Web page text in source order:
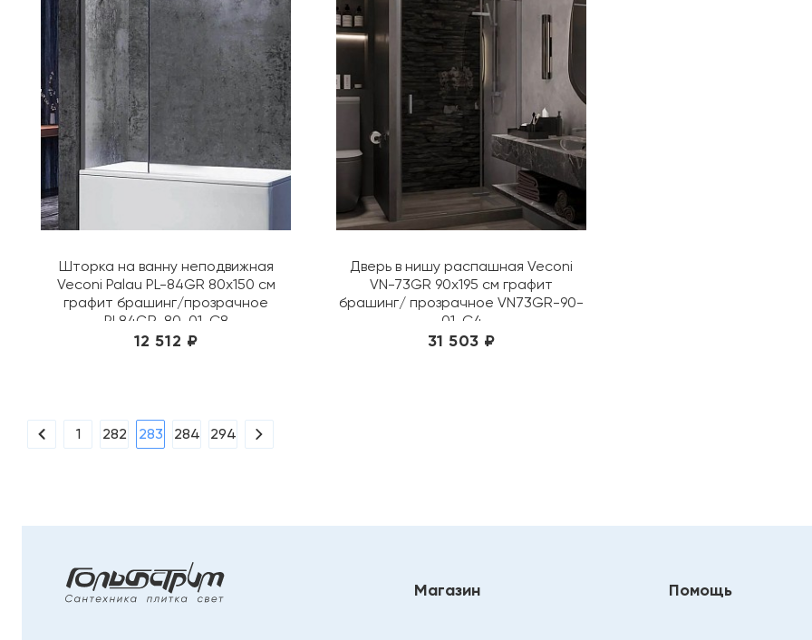
Шторка на ванну неподвижная
Veconi Palau PL-84GR 80х150 см
графит брашинг/прозрачное
PL84GR-80-01-C8
12 512 ₽
Дверь в нишу распашная Veconi
VN-73GR 90х195 см графит
брашинг/ прозрачное VN73GR-90-
01-C4
31 503 ₽
1 282 283 284 294
Магазин Помощь